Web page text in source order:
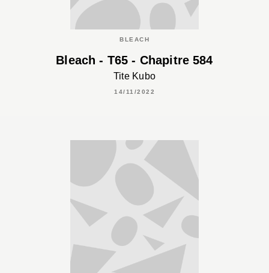
BLEACH
Bleach - T65 - Chapitre 584
Tite Kubo
14/11/2022